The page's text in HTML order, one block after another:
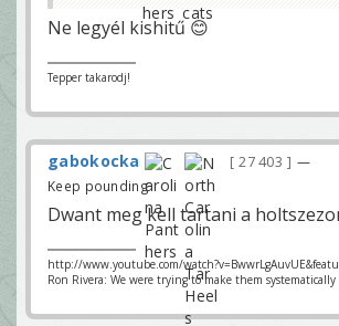
Ne legyél kishitű 😊
Tepper takarodj!
gabokocka 27 403
—
Keep pounding
Dwant meg kell tartani a
http://www.youtube.com/
Ron Rivera: We were trying to make them systematically